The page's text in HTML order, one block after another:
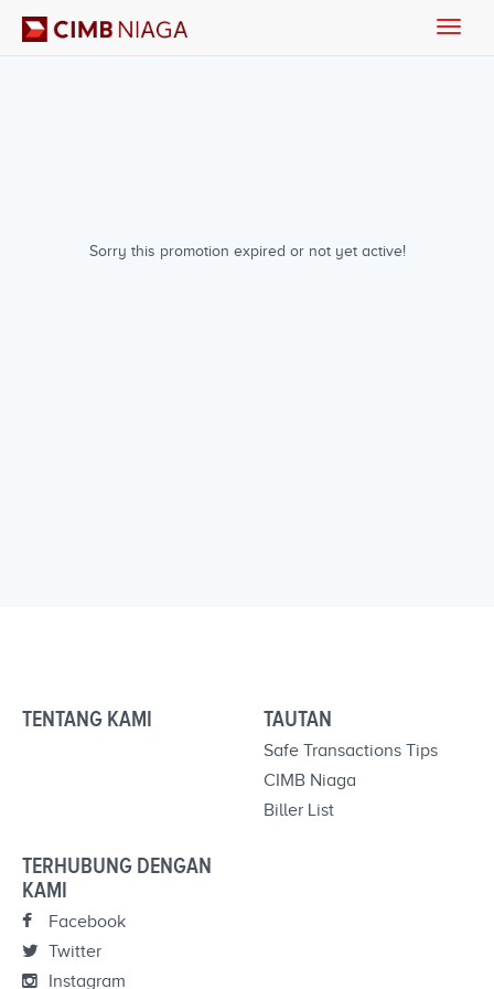
Sorry this promotion expired or not yet active!
Toggle
TENTANG KAMI TAUTAN
Safe Transactions Tips
CIMB Niaga
Biller List
TERHUBUNG DENGAN
KAMI
Facebook
Twitter
Instagram